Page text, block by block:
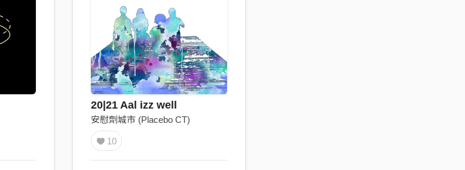
20|21 Aal izz well
安慰劑城市 (Placebo CT)
10